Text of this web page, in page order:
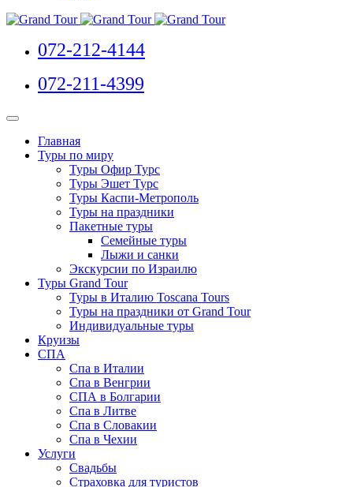
072-212-4144
072-211-4399
Главная
Туры по миру
Туры Офир Турс
Туры Эшет Турс
Туры Каспи-Метрополь
Туры на праздники
Пакетные туры
Семейные туры
Лыжи и санки
Экскурсии по Израилю
Туры Grand Tour
Туры в Италию Toscana Tours
Туры на праздники от Grand Tour
Индивидуальные туры
Круизы
СПА
Спа в Италии
Спа в Венгрии
СПА в Болгарии
Спа в Литве
Спа в Словакии
Спа в Чехии
Услуги
Свадьбы
Страховка для туристов